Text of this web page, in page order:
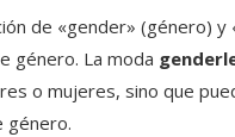
de «gender» (género) y
género. La moda
o mujeres, sino que
género.